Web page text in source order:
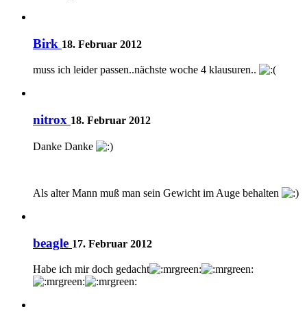
Birk 18. Februar 2012
muss ich leider passen..nächste woche 4 klausuren..
nitrox 18. Februar 2012
Danke Danke
Als alter Mann muß man sein Gewicht im Auge behalten
beagle 17. Februar 2012
Habe ich mir doch gedacht